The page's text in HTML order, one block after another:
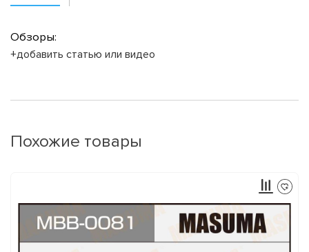
Обзоры:
+добавить статью или видео
Похожие товары